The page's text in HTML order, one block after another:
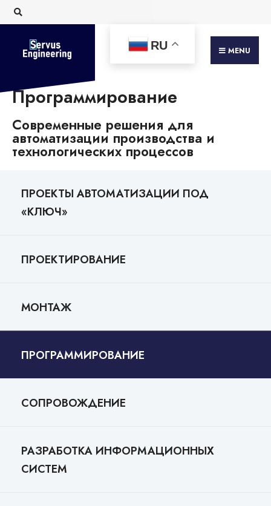
MENU
RU
Программирование
Современные решения для
автоматизации производства и
технологических процессов
ПРОЕКТЫ АВТОМАТИЗАЦИИ ПОД
«КЛЮЧ»
ПРОЕКТИРОВАНИЕ
МОНТАЖ
ПРОГРАММИРОВАНИЕ
СОПРОВОЖДЕНИЕ
РАЗРАБОТКА ИНФОРМАЦИОННЫХ
СИСТЕМ